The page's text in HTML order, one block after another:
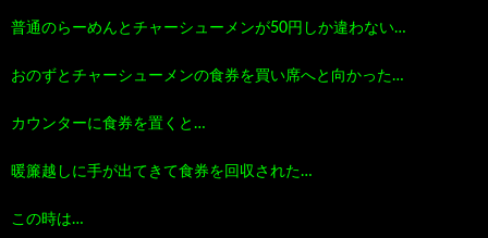
普通のらーめんとチャーシューメンが50円しか違わない…
おのずとチャーシューメンの食券を買い席へと向かった…
カウンターに食券を置くと…
暖簾越しに手が出てきて食券を回収された…
この時は…